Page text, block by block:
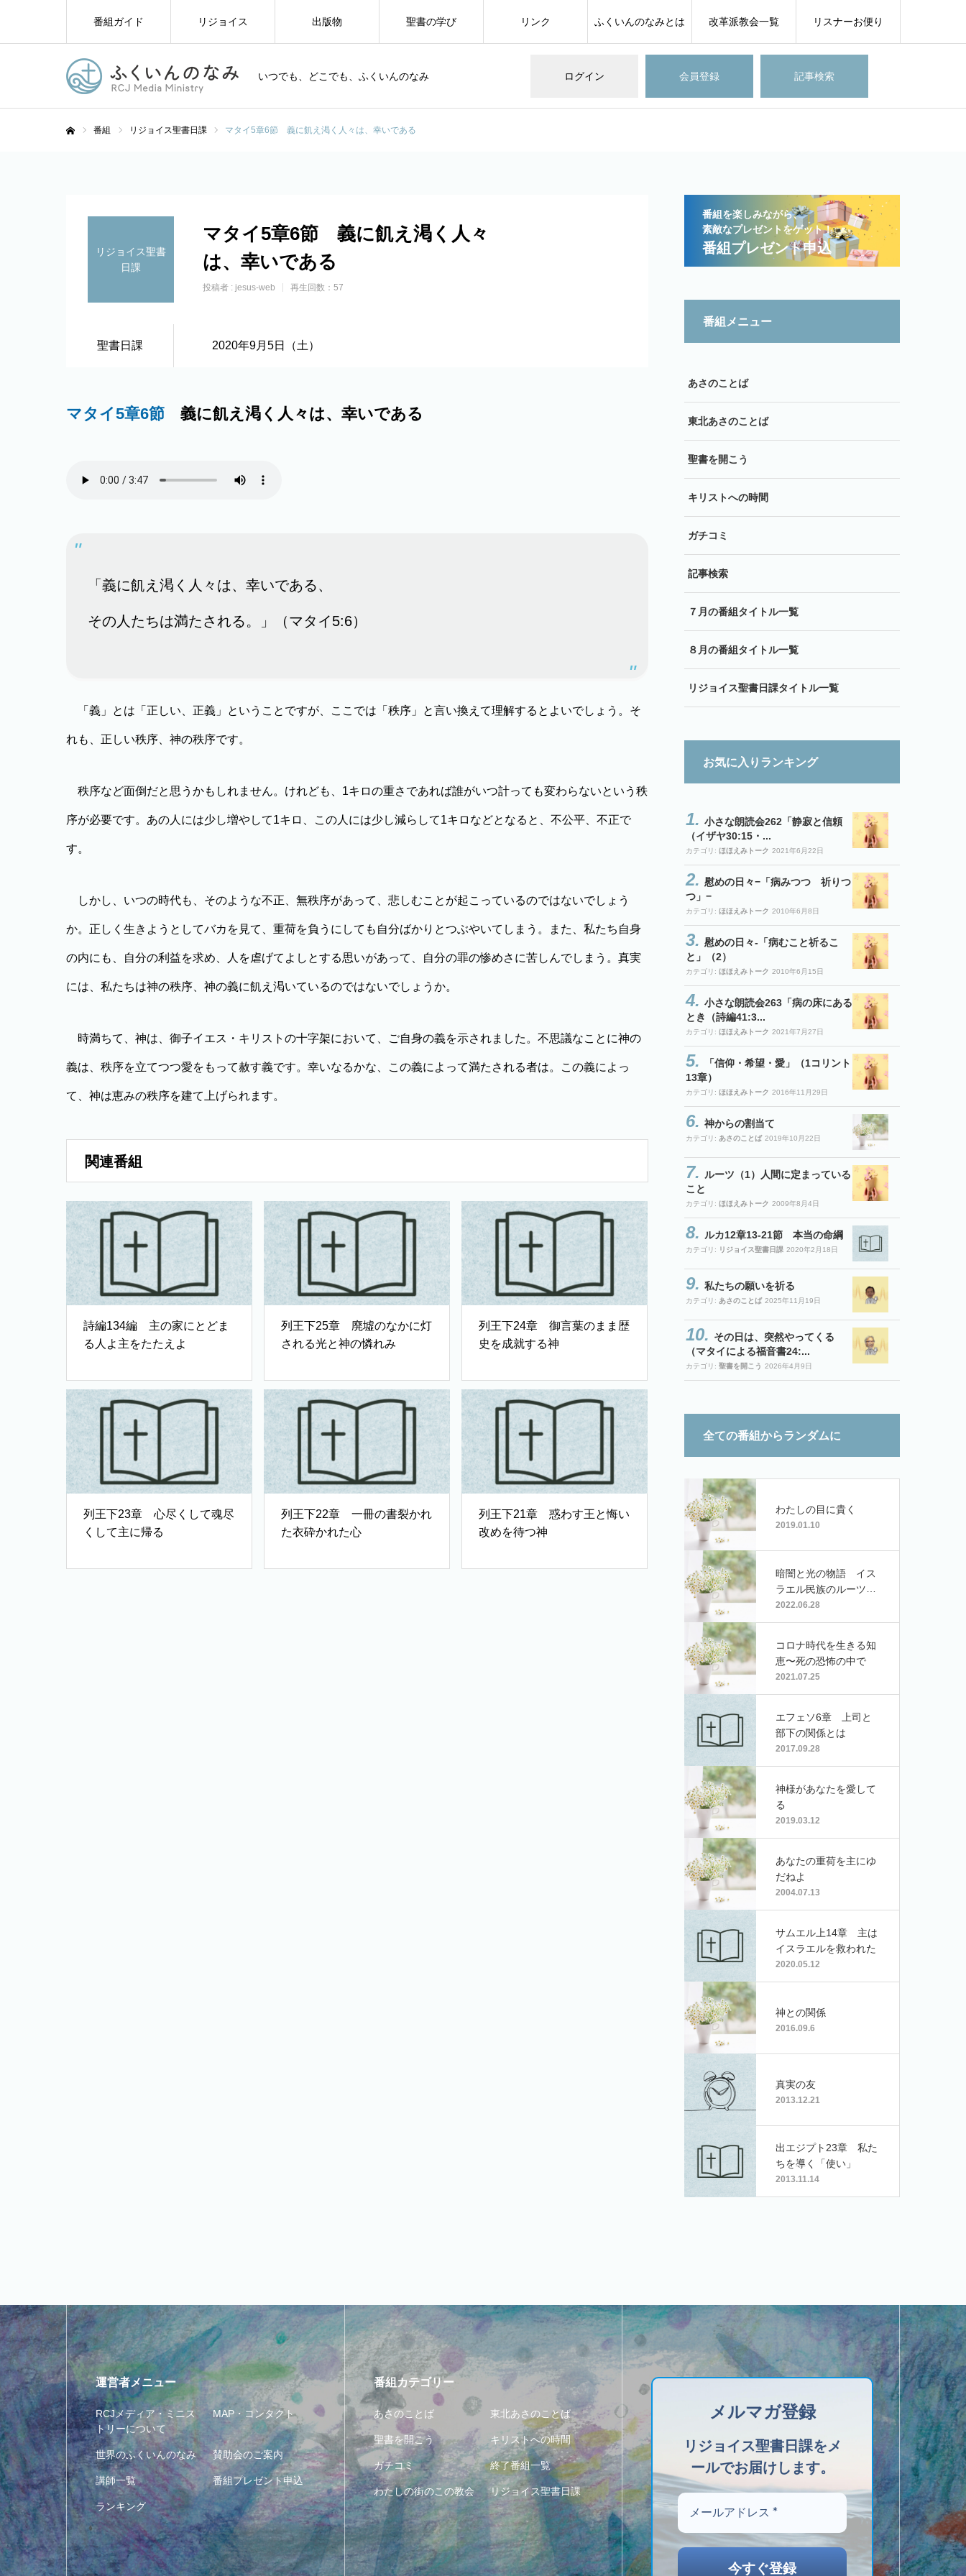
いつでも、どこでも、ふくいんのなみ ログイン 会員登録 記事検索
番組ガイド リジョイス 出版物 聖書の学び リンク ふくいんのなみとは 改革派教会一覧 リスナーお便り
番組 リジョイス聖書日課 マタイ5章6節 義に飢え渇く人々は、幸いである
リジョイス聖書
日課
マタイ5章6節 義に飢え渇く人々
は、幸いである
投稿者 : jesus-web 再生回数：57
聖書日課 2020年9月5日（土）
マタイ5章6節 義に飢え渇く人々は、幸いである
「義に飢え渇く人々は、幸いである、
その人たちは満たされる。」（マタイ5:6）
「義」とは「正しい、正義」ということですが、ここでは「秩序」と言い換えて理解するとよいでしょう。そ
れも、正しい秩序、神の秩序です。
秩序など面倒だと思うかもしれません。けれども、1キロの重さであれば誰がいつ計っても変わらないという秩
序が必要です。あの人には少し増やして1キロ、この人には少し減らして1キロなどとなると、不公平、不正で
す。
しかし、いつの時代も、そのような不正、無秩序があって、悲しむことが起こっているのではないでしょう
か。正しく生きようとしてバカを見て、重荷を負うにしても自分ばかりとつぶやいてしまう。また、私たち自身
の内にも、自分の利益を求め、人を虐げてよしとする思いがあって、自分の罪の惨めさに苦しんでしまう。真実
には、私たちは神の秩序、神の義に飢え渇いているのではないでしょうか。
時満ちて、神は、御子イエス・キリストの十字架において、ご自身の義を示されました。不思議なことに神の
義は、秩序を立てつつ愛をもって赦す義です。幸いなるかな、この義によって満たされる者は。この義によっ
て、神は恵みの秩序を建て上げられます。
関連番組
詩編134編 主の家にとどま
る人よ主をたたえよ
列王下25章 廃墟のなかに灯
される光と神の憐れみ
列王下24章 御言葉のまま歴
史を成就する神
列王下23章 心尽くして魂尽
くして主に帰る
列王下22章 一冊の書裂かれ
た衣砕かれた心
列王下21章 惑わす王と悔い
改めを待つ神
番組を楽しみながら、
素敵なプレゼントをゲット！
番組プレゼント申込
番組メニュー
あさのことば
東北あさのことば
聖書を開こう
キリストへの時間
ガチコミ
記事検索
７月の番組タイトル一覧
８月の番組タイトル一覧
リジョイス聖書日課タイトル一覧
お気に入りランキング
小さな朗読会262「静寂と信頼
（イザヤ30:15・...
カテゴリ: ほほえみトーク 2021年6月22日
慰めの日々−「病みつつ 祈りつ
つ」−
カテゴリ: ほほえみトーク 2010年6月8日
慰めの日々-「病むこと祈るこ
と」（2）
カテゴリ: ほほえみトーク 2010年6月15日
小さな朗読会263「病の床にある
とき（詩編41:3...
カテゴリ: ほほえみトーク 2021年7月27日
「信仰・希望・愛」（1コリント
13章）
カテゴリ: ほほえみトーク 2016年11月29日
神からの割当て
カテゴリ: あさのことば 2019年10月22日
ルーツ（1）人間に定まっている
こと
カテゴリ: ほほえみトーク 2009年8月4日
ルカ12章13-21節 本当の命綱
カテゴリ: リジョイス聖書日課 2020年2月18日
私たちの願いを祈る
カテゴリ: あさのことば 2025年11月19日
その日は、突然やってくる
（マタイによる福音書24:...
カテゴリ: 聖書を開こう 2026年4月9日
全ての番組からランダムに
わたしの目に貴く
2019.01.10
暗闇と光の物語 イス
ラエル民族のルーツ・
ヤコブ
2022.06.28
コロナ時代を生きる知
恵〜死の恐怖の中で
2021.07.25
エフェソ6章 上司と
部下の関係とは
2017.09.28
神様があなたを愛して
る
2019.03.12
あなたの重荷を主にゆ
だねよ
2004.07.13
サムエル上14章 主は
イスラエルを救われた
2020.05.12
神との関係
2016.09.6
真実の友
2013.12.21
出エジプト23章 私た
ちを導く「使い」
2013.11.14
運営者メニュー
RCJメディア・ミニス
トリーについて
MAP・コンタクト
世界のふくいんのなみ 賛助会のご案内
講師一覧 番組プレゼント申込
ランキング
番組カテゴリー
あさのことば 東北あさのことば
聖書を開こう キリストへの時間
ガチコミ 終了番組一覧
わたしの街のこの教会 リジョイス聖書日課
メルマガ登録
リジョイス聖書日課をメ
ールでお届けします。